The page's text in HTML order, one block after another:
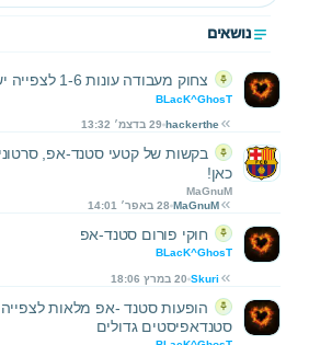
נושאים
צחוק מעבודה עונות 1-6 לצפייה ישירה
BLacK^GhosT
hackerthe 29 בדצמ׳ 13:32
בקשות של קטעי סטנד-אפ,
כאן!
MaGnuM
MaGnuM 28 באפר׳ 14:01
חוקי פורום סטנד-אפ
BLacK^GhosT
Skuri 20 במרץ 18:06
הופעות סטנד -אפ מלאות לצפייה
סטנדאפיסטים גדולים